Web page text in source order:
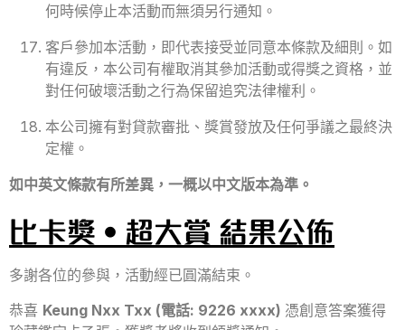
何時候停止本活動而無須另行通知。
客戶參加本活動，即代表接受並同意本條款及細則。如
有違反，本公司有權取消其參加活動或得獎之資格，並
對任何破壞活動之行為保留追究法律權利。
本公司擁有對貸款審批、獎賞發放及任何爭議之最終決
定權。
如中英文條款有所差異，一概以中文版本為準。
比卡獎‧超大賞 結果公佈
多謝各位的參與，活動經已圓滿結束。
恭喜 Keung Nxx Txx (電話: 9226 xxxx) 憑創意答案獲得